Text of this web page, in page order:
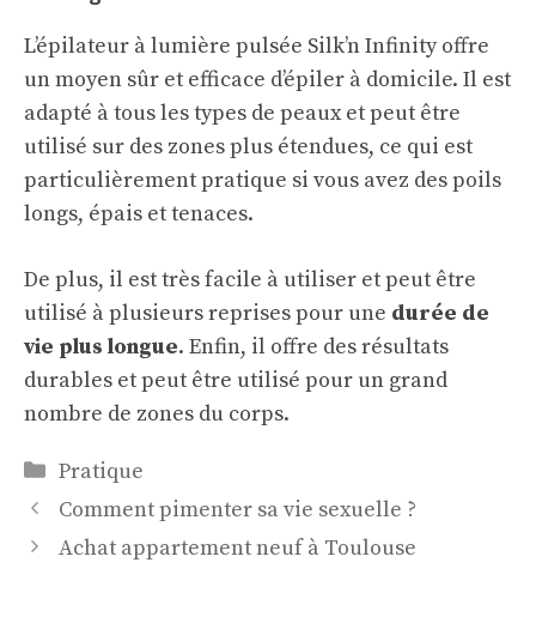
L’épilateur à lumière pulsée Silk’n Infinity offre
un moyen sûr et efficace d’épiler à domicile. Il est
adapté à tous les types de peaux et peut être
utilisé sur des zones plus étendues, ce qui est
particulièrement pratique si vous avez des poils
longs, épais et tenaces.
De plus, il est très facile à utiliser et peut être
utilisé à plusieurs reprises pour une durée de
vie plus longue. Enfin, il offre des résultats
durables et peut être utilisé pour un grand
nombre de zones du corps.
Catégories
Pratique
Comment pimenter sa vie sexuelle ?
Achat appartement neuf à Toulouse